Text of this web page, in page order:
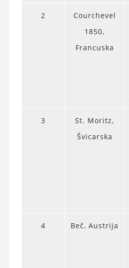
2
Courchevel
1850,
Francuska
3
St. Moritz,
Švicarska
4 Beč, Austrija